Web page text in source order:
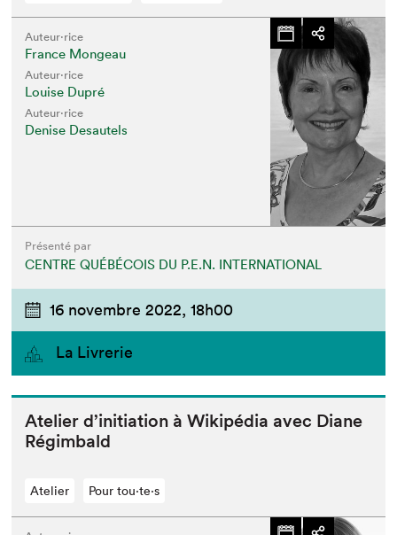
Auteur·rice
France Mongeau
Auteur·rice
Louise Dupré
Auteur·rice
Denise Desautels
Présenté par
CENTRE QUÉBÉCOIS DU P.E.N. INTERNATIONAL
16 novembre 2022, 18h00
La Livrerie
Ate­lier d’ini­ti­a­tion à Wikipé­dia avec Diane
Régimbald
Atelier Pour tou⋅te⋅s